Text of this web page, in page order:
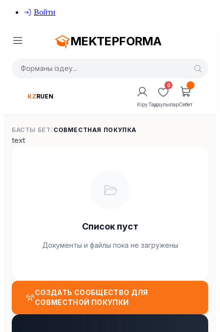
Войти
MEKTEPFORMA
KZRUEN
Кіру
0
ТаңдаулыларСебет
БАСТЫ БЕТ/ СОВМЕСТНАЯ ПОКУПКА
text
Список пуст
Документы и файлы пока не загружены
СОЗДАТЬ СООБЩЕСТВО ДЛЯ
СОВМЕСТНОЙ ПОКУПКИ